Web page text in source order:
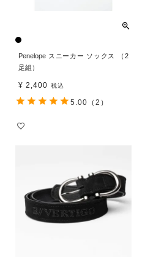
Penelope スニーカー ソックス （2
足組）
¥ 2,400 税込
5.00 （2）